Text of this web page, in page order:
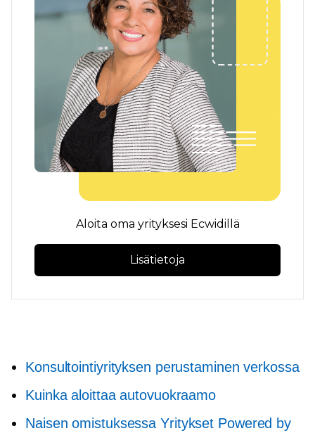
Aloita oma yrityksesi Ecwidillä
Lisätietoja
Konsultointiyrityksen perustaminen verkossa
Kuinka aloittaa autovuokraamo
Naisen omistuksessa Yritykset Powered by